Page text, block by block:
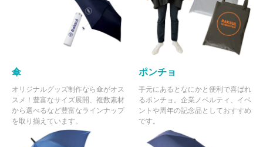
傘
オリジナルグッズ制作なら傘がオス
スメ！豊富なサイズ展開、複数素材
から選べるなど豊富なラインナップ
を取り揃えています。
ポンチョ
手元にあるとなにかと便利で喜ばれ
るポンチョ。企業ノベルティ、イベ
ントや周年の記念品としておすすめ
です。